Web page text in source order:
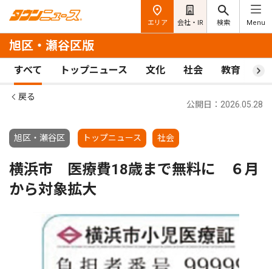
エリア 会社・IR 検索 Menu
旭区・瀬谷区版
すべて トップニュース 文化 社会 教育 ス
戻る
旭区・瀬谷区 トップニュース 社会
公開日：2026.05.28
横浜市 医療費18歳まで無料に ６月
から対象拡大